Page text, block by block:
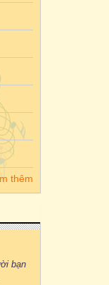
thêm
bạn